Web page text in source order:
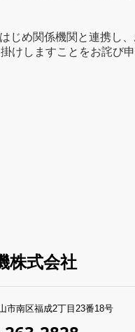
じめ関係機関と連携し
けしますことをお詫び
株式会社
市南区福成2丁目23番18号